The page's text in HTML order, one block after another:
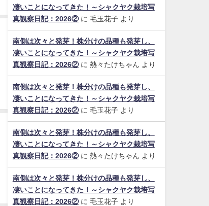
凄いことになってきた！～シャクヤク栽培写
真観察日記：2026②に 毛玉花子より
南側は次々と発芽！株分けの品種も発芽し、
凄いことになってきた！～シャクヤク栽培写
真観察日記：2026②に 熱々たけちゃん より
南側は次々と発芽！株分けの品種も発芽し、
凄いことになってきた！～シャクヤク栽培写
真観察日記：2026②に 毛玉花子より
南側は次々と発芽！株分けの品種も発芽し、
凄いことになってきた！～シャクヤク栽培写
真観察日記：2026②に 熱々たけちゃん より
南側は次々と発芽！株分けの品種も発芽し、
凄いことになってきた！～シャクヤク栽培写
真観察日記：2026②に 毛玉花子より